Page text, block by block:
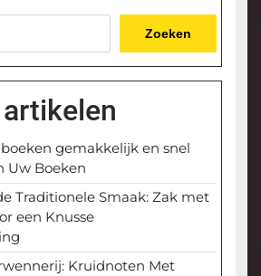
Zoeken
gemakkelijk en snel
Uw Boeken
Traditionele Smaak: Zak met
een Knusse
Kruidnoten Met